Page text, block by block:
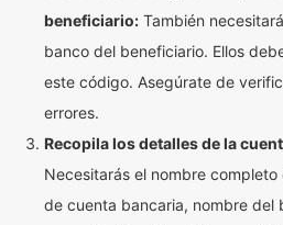
beneficiario: También
banco del beneficiario. Ellos
este código. Asegúrate de
errores.
Recopila los detalles de la
Necesitarás el nombre
de cuenta bancaria, nombre del